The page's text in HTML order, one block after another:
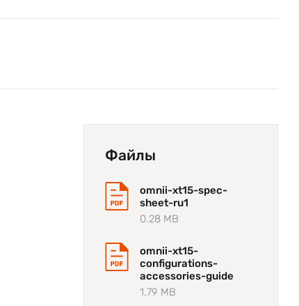
Файлы
omnii-xt15-spec-
sheet-ru1
0.28 MB
omnii-xt15-
configurations-
accessories-guide
1.79 MB